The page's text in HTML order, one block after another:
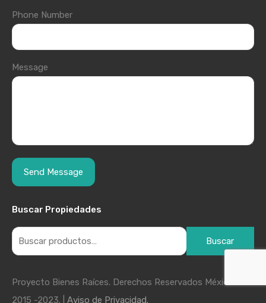
Phone Number
Message
Buscar Propiedades
Buscar
Proyecto Bienes Raíces. Derechos Reservados México
2015 -2023. | Aviso de Privacidad.